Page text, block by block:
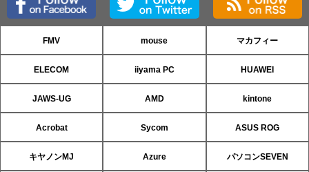
FMV mouse マカフィー
ELECOM iiyama PC HUAWEI
JAWS-UG AMD kintone
Acrobat Sycom ASUS ROG
キヤノンMJ Azure パソコンSEVEN